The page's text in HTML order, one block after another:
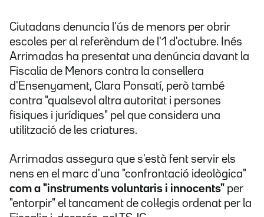
Ciutadans denuncia l'ús de menors per obrir
escoles per al referèndum de l'1 d'octubre. Inés
Arrimadas ha presentat una denúncia davant la
Fiscalia de Menors contra la consellera
d'Ensenyament, Clara Ponsatí, però també
contra "qualsevol altra autoritat i persones
físiques i jurídiques" pel que considera una
utilització de les criatures.
Arrimadas assegura que s'està fent servir els
nens en el marc d'una "confrontació ideològica"
com a "instruments voluntaris i innocents" per
"entorpir" el tancament de col·legis ordenat per la